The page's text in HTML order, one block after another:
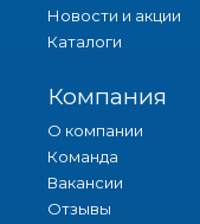
Новости и акции
Каталоги
Компания
О компании
Команда
Вакансии
Отзывы